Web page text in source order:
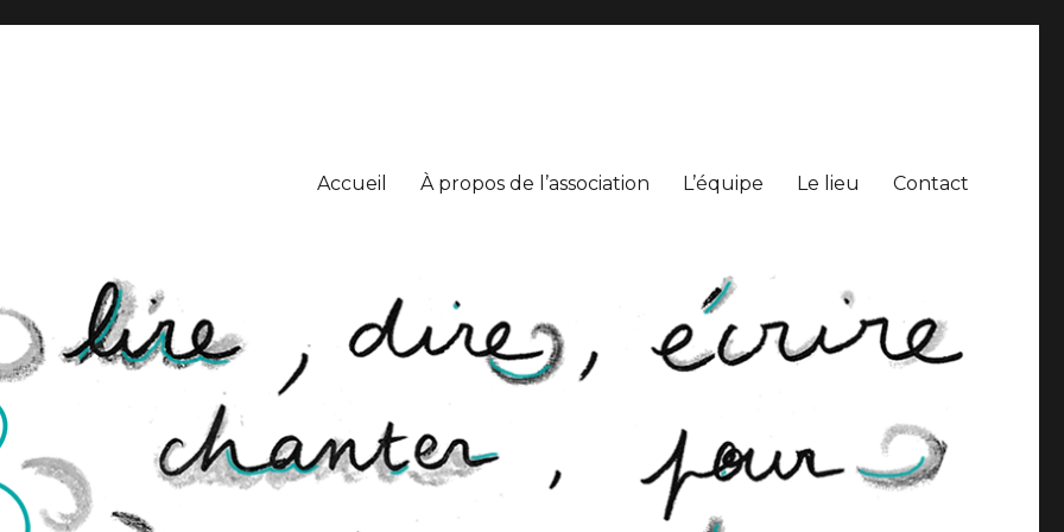
Accueil À propos de l’association L’équipe Le lieu Contact